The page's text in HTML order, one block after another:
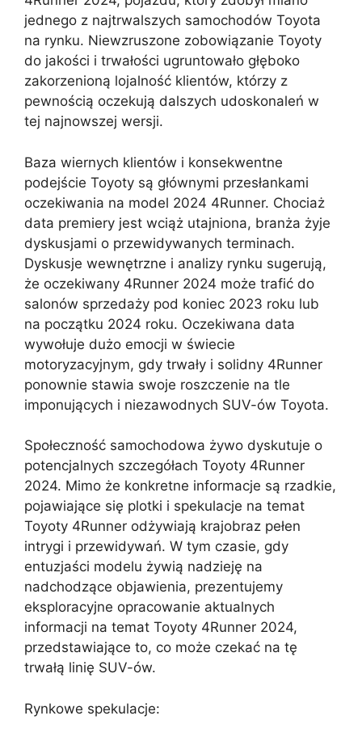
jednego z najtrwalszych samochodów Toyota
na rynku. Niewzruszone zobowiązanie Toyoty
do jakości i trwałości ugruntowało głęboko
zakorzenioną lojalność klientów, którzy z
pewnością oczekują dalszych udoskonaleń w
tej najnowszej wersji.
Baza wiernych klientów i konsekwentne
podejście Toyoty są głównymi przesłankami
oczekiwania na model 2024 4Runner. Chociaż
data premiery jest wciąż utajniona, branża żyje
dyskusjami o przewidywanych terminach.
Dyskusje wewnętrzne i analizy rynku sugerują,
że oczekiwany 4Runner 2024 może trafić do
salonów sprzedaży pod koniec 2023 roku lub
na początku 2024 roku. Oczekiwana data
wywołuje dużo emocji w świecie
motoryzacyjnym, gdy trwały i solidny 4Runner
ponownie stawia swoje roszczenie na tle
imponujących i niezawodnych SUV-ów Toyota.
Społeczność samochodowa żywo dyskutuje o
potencjalnych szczegółach Toyoty 4Runner
2024. Mimo że konkretne informacje są rzadkie,
pojawiające się plotki i spekulacje na temat
Toyoty 4Runner odżywiają krajobraz pełen
intrygi i przewidywań. W tym czasie, gdy
entuzjaści modelu żywią nadzieję na
nadchodzące objawienia, prezentujemy
eksploracyjne opracowanie aktualnych
informacji na temat Toyoty 4Runner 2024,
przedstawiające to, co może czekać na tę
trwałą linię SUV-ów.
Rynkowe spekulacje: